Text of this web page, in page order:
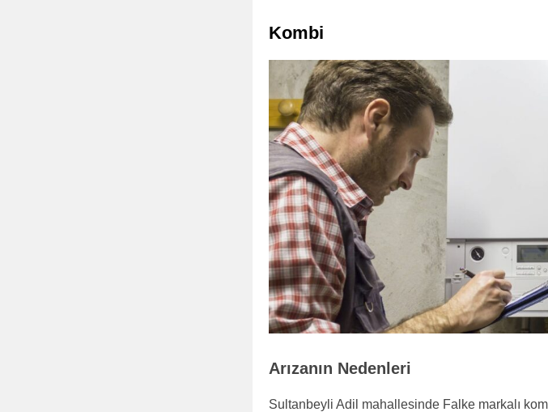
Kombi
Arızanın Nedenleri
Sultanbeyli Adil mahallesinde Falke markalı